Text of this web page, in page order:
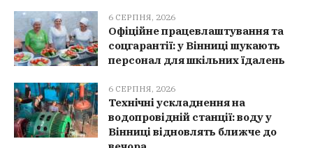
6 СЕРПНЯ, 2026
Офіційне працевлаштування та
соцгарантії: у Вінниці шукають
персонал для шкільних їдалень
6 СЕРПНЯ, 2026
Технічні ускладнення на
водопровідній станції: воду у
Вінниці відновлять ближче до